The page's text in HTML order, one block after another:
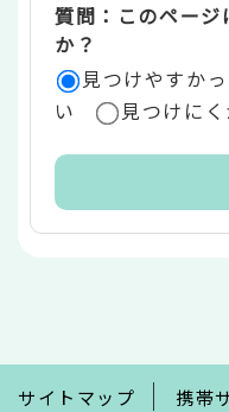
質問：このペー
か？
見つけやすか
い
見つけに
で
サイトマップ 携帯